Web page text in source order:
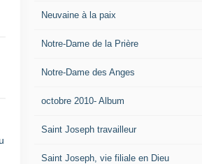
Neuvaine à la paix
Notre-Dame de la Prière
Notre-Dame des Anges
octobre 2010- Album
Saint Joseph travailleur
Saint Joseph, vie filiale en Dieu